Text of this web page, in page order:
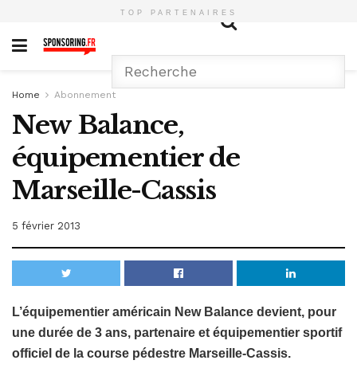
TOP PARTENAIRES
Home Abonnement
New Balance,
équipementier de
Marseille-Cassis
5 février 2013
L’équipementier américain New Balance devient, pour
une durée de 3 ans, partenaire et équipementier sportif
officiel de la course pédestre Marseille-Cassis.